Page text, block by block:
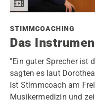
STIMMCOACHING
Das
"Ein guter Sprecher ist
sagten es laut
ist Stimmcoach am
Musikermedizin und